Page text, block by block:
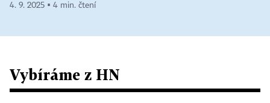
4. 9. 2025 ▪ 4 min. čtení
Vybíráme z HN